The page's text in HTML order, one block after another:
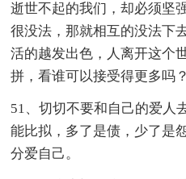
逝世不起的我们，却必须坚
很没法，那就相互的没法下
活的越发出色，人离开这个
拼，看谁可以接受得更多吗？
51、切切不要和自己的爱人
能比拟，多了是债，少了是
分爱自己。